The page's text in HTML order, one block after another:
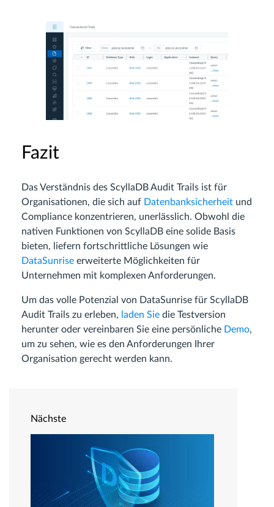
Fazit
Das Verständnis des ScyllaDB Audit Trails ist für
Organisationen, die sich auf Datenbanksicherheit und
Compliance konzentrieren, unerlässlich. Obwohl die
nativen Funktionen von ScyllaDB eine solide Basis
bieten, liefern fortschrittliche Lösungen wie
DataSunrise erweiterte Möglichkeiten für
Unternehmen mit komplexen Anforderungen.
Um das volle Potenzial von DataSunrise für ScyllaDB
Audit Trails zu erleben, laden Sie die Testversion
herunter oder vereinbaren Sie eine persönliche Demo,
um zu sehen, wie es den Anforderungen Ihrer
Organisation gerecht werden kann.
Nächste